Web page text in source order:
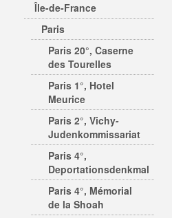
Île-de-France
Paris
Paris 20°, Caserne
des Tourelles
Paris 1°, Hotel
Meurice
Paris 2°, Vichy-
Judenkommissariat
Paris 4°,
Deportationsdenkmal
Paris 4°, Mémorial
de la Shoah